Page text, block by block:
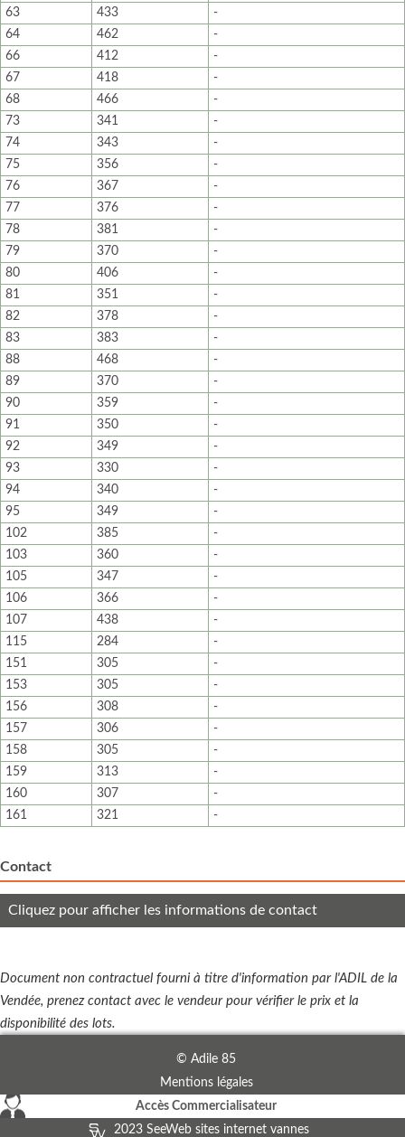
63
433
-
64
462
-
66
412
-
67
418
-
68
466
-
73
341
-
74
343
-
75
356
-
76
367
-
77
376
-
78
381
-
79
370
-
80
406
-
81
351
-
82
378
-
83
383
-
88
468
-
89
370
-
90
359
-
91
350
-
92
349
-
93
330
-
94
340
-
95
349
-
102
385
-
103
360
-
105
347
-
106
366
-
107
438
-
115
284
-
151
305
-
153
305
-
156
308
-
157
306
-
158
305
-
159
313
-
160
307
-
161
321 -
Contact
Cliquez pour afficher les informations de contact
Document non contractuel fourni à titre d'information par l'ADIL de la
Vendée, prenez contact avec le vendeur pour vérifier le prix et la
disponibilité des lots.
© Adile 85
Mentions légales
Accès Commercialisateur
2023 SeeWeb sites internet vannes